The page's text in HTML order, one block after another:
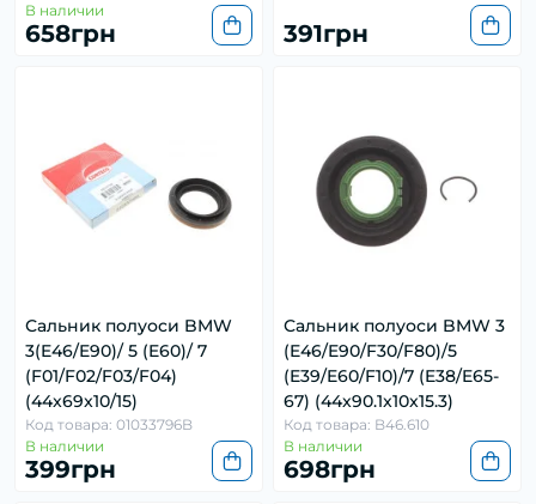
В наличии
658грн 391грн
Сальник полуоси BMW
3(E46/E90)/ 5 (E60)/ 7
(F01/F02/F03/F04)
(44x69x10/15)
Код товара: 01033796B
В наличии
399грн
Сальник полуоси BMW 3
(E46/E90/F30/F80)/5
(E39/E60/F10)/7 (E38/E65-
67) (44x90.1x10x15.3)
Код товара: B46.610
В наличии
698грн